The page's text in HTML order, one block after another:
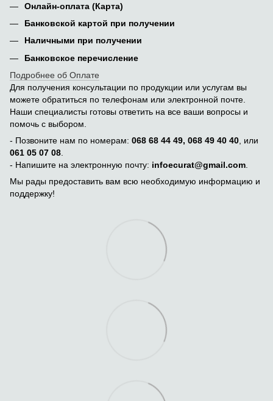
Онлайн-оплата (Карта)
Банковской картой при получении
Наличными при получении
Банковское перечисление
Подробнее об Оплате
Для получения консультации по продукции или услугам вы
можете обратиться по телефонам или электронной почте.
Наши специалисты готовы ответить на все ваши вопросы и
помочь с выбором.
- Позвоните нам по номерам: 068 68 44 49, 068 49 40 40 , или
061 05 07 08
- Напишите на электронную почту: infoecurat@gmail.com
Мы рады предоставить вам всю необходимую информацию и
поддержку!